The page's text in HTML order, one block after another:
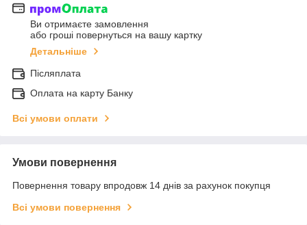
Ви отримаєте замовлення
або гроші повернуться на вашу картку
Детальніше
Післяплата
Оплата на карту Банку
Всі умови оплати
Умови повернення
Повернення товару впродовж 14 днів за рахунок покупця
Всі умови повернення